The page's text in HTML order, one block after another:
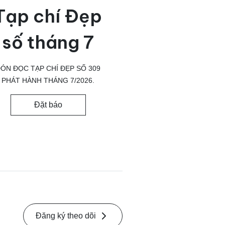
chí Đẹp
số tháng 7
ĐỌC TẠP CHÍ ĐẸP SỐ 309
PHÁT HÀNH THÁNG 7/2026.
Đặt báo
Đăng ký theo dõi